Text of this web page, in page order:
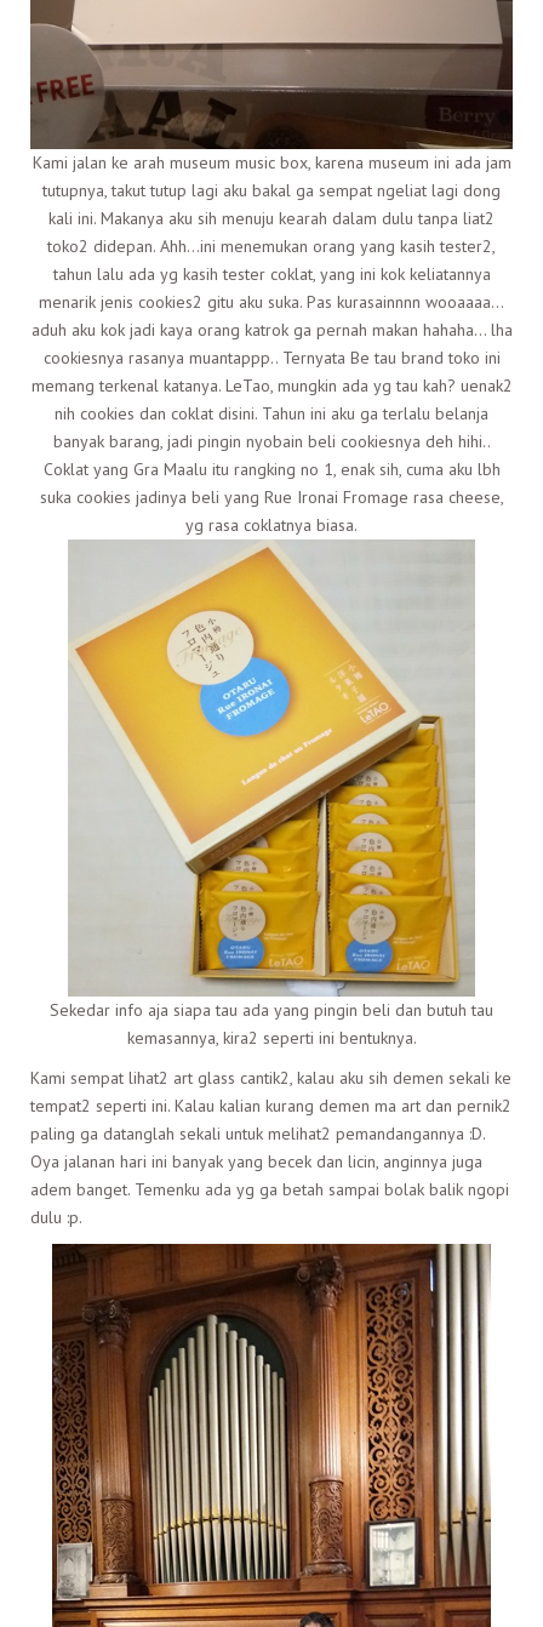
Kami jalan ke arah museum music box, karena museum ini ada jam
tutupnya, takut tutup lagi aku bakal ga sempat ngeliat lagi dong
kali ini. Makanya aku sih menuju kearah dalam dulu tanpa liat2
toko2 didepan. Ahh…ini menemukan orang yang kasih tester2,
tahun lalu ada yg kasih tester coklat, yang ini kok keliatannya
menarik jenis cookies2 gitu aku suka. Pas kurasainnnn wooaaaa…
aduh aku kok jadi kaya orang katrok ga pernah makan hahaha… lha
cookiesnya rasanya muantappp.. Ternyata Be tau brand toko ini
memang terkenal katanya. LeTao, mungkin ada yg tau kah? uenak2
nih cookies dan coklat disini. Tahun ini aku ga terlalu belanja
banyak barang, jadi pingin nyobain beli cookiesnya deh hihi..
Coklat yang Gra Maalu itu rangking no 1, enak sih, cuma aku lbh
suka cookies jadinya beli yang Rue Ironai Fromage rasa cheese,
yg rasa coklatnya biasa.
Sekedar info aja siapa tau ada yang pingin beli dan butuh tau
kemasannya, kira2 seperti ini bentuknya.
Kami sempat lihat2 art glass cantik2, kalau aku sih demen sekali ke
tempat2 seperti ini. Kalau kalian kurang demen ma art dan pernik2
paling ga datanglah sekali untuk melihat2 pemandangannya :D.
Oya jalanan hari ini banyak yang becek dan licin, anginnya juga
adem banget. Temenku ada yg ga betah sampai bolak balik ngopi
dulu :p.